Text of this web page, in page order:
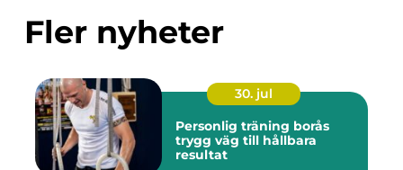
Fler nyheter
30. jul
Personlig träning borås
trygg väg till hållbara
resultat